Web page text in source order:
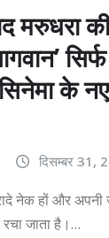
मरुधरा
सिनेमा के
दिसम्बर 31,
नेक हों और अपनी
जाता है।…